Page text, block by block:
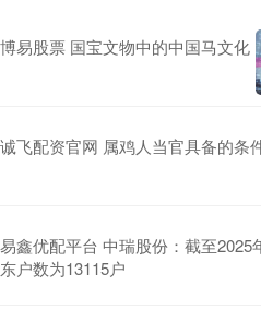
博易股票 国宝文物中的中国马文化
诚飞配资官网 属鸡人当官具备的条
易鑫优配平台 中瑞股份：截至2025
东户数为13115户